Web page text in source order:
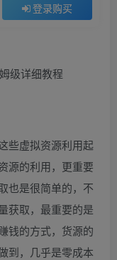
登录购买
些虚拟资源利用起
源的利用，更重要
也是很简单的，不
获取，最重要的是
钱的方式，货源的
到，几乎是零成本